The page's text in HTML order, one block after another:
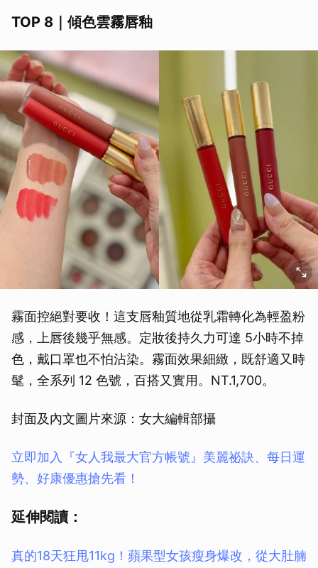
TOP 8｜傾色雲霧唇釉
霧面控絕對要收！這支唇釉質地從乳霜轉化為輕盈粉
感，上唇後幾乎無感。定妝後持久力可達 5小時不掉
色，戴口罩也不怕沾染。霧面效果細緻，既舒適又時
髦，全系列 12 色號，百搭又實用。NT.1,700。
封面及內文圖片來源：女大編輯部攝
立即加入『女人我最大官方帳號』美麗祕訣、每日運
勢、好康優惠搶先看！
延伸閱讀：
真的18天狂甩11kg！蘋果型女孩瘦身爆改，從大肚腩